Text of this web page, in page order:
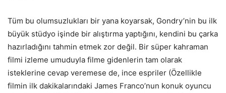
Tüm bu olumsuzlukları bir yana koyarsak, Gondry’nin bu ilk
büyük stüdyo işinde bir alıştırma yaptığını, kendini bu çarka
hazırladığını tahmin etmek zor değil. Bir süper kahraman
filmi izleme umuduyla filme gidenlerin tam olarak
isteklerine cevap veremese de, ince espriler (Özellikle
filmin ilk dakikalarındaki James Franco’nun konuk oyuncu